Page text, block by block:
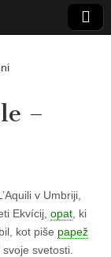
–
v Umbriji,
Ekvícij, opat , ki
kot piše papež
svetosti.